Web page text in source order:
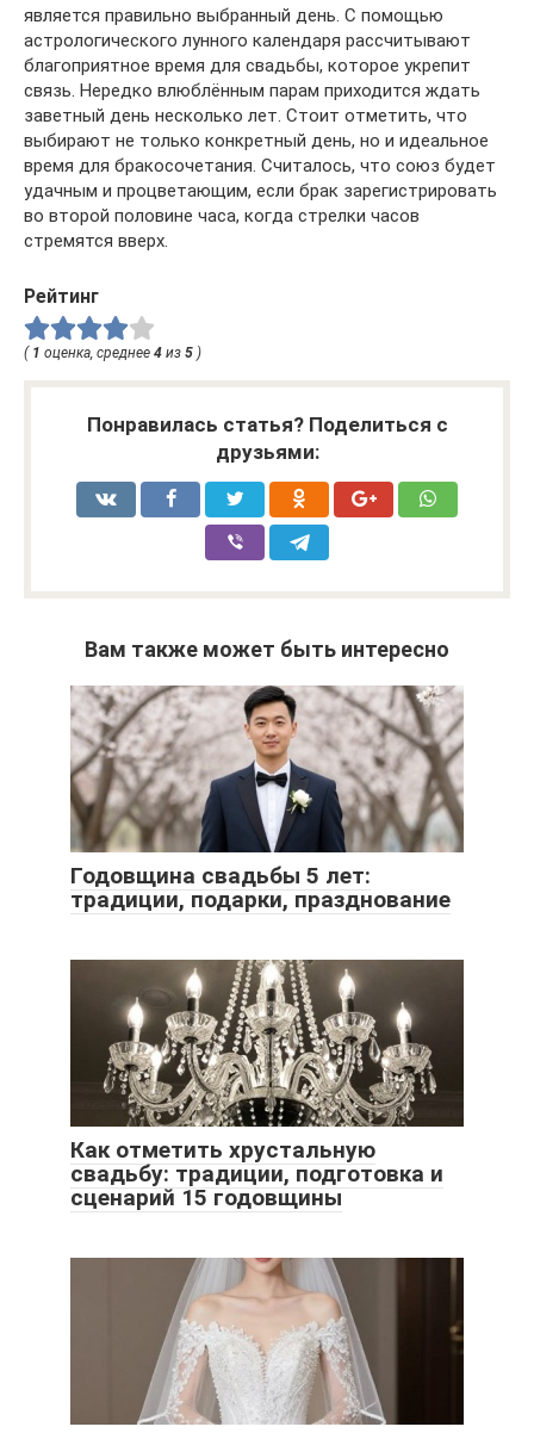
является правильно выбранный день. С помощью
астрологического лунного календаря рассчитывают
благоприятное время для свадьбы, которое укрепит
связь. Нередко влюблённым парам приходится ждать
заветный день несколько лет. Стоит отметить, что
выбирают не только конкретный день, но и идеальное
время для бракосочетания. Считалось, что союз будет
удачным и процветающим, если брак зарегистрировать
во второй половине часа, когда стрелки часов
стремятся вверх.
Рейтинг
( 1 оценка, среднее 4 из 5 )
Понравилась статья? Поделиться с
друзьями:
Вам также может быть интересно
Годовщина свадьбы 5 лет:
традиции, подарки, празднование
Как отметить хрустальную
свадьбу: традиции, подготовка и
сценарий 15 годовщины